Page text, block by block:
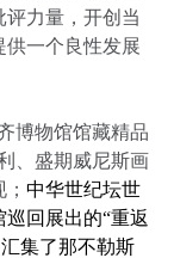
力量，开创当
供一个良性发展
博物馆馆藏精品
、盛期威尼斯画
中华世纪坛世
回展出的“重返
汇集了那不勒斯